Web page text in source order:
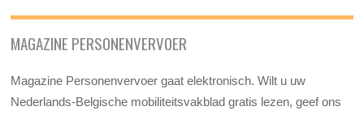
MAGAZINE PERSONENVERVOER
Magazine Personenvervoer gaat elektronisch. Wilt u uw
Nederlands-Belgische mobiliteitsvakblad gratis lezen, geef ons